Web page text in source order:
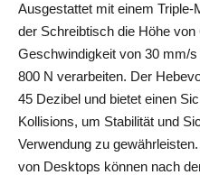
Ausgestattet mit einem
der Schreibtisch die Höhe
Geschwindigkeit von 30 mm/
800 N verarbeiten. Der
45 Dezibel und bietet einen
Kollisions, um Stabilität und
Verwendung zu
von Desktops können nach